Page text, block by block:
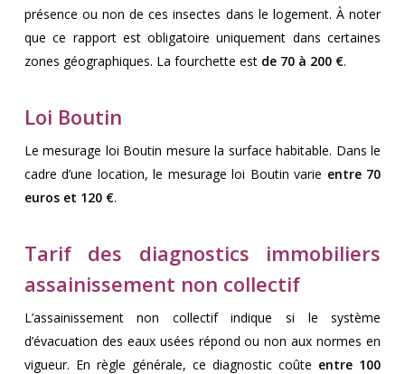
présence ou non de ces insectes dans le logement. À noter
que ce rapport est obligatoire uniquement dans certaines
zones géographiques. La fourchette est de 70 à 200 €.
Loi Boutin
Le mesurage loi Boutin mesure la surface habitable. Dans le
cadre d’une location, le mesurage loi Boutin varie entre 70
euros et 120 €.
Tarif des diagnostics immobiliers
assainissement non collectif
L’assainissement non collectif indique si le système
d’évacuation des eaux usées répond ou non aux normes en
vigueur. En règle générale, ce diagnostic coûte entre 100